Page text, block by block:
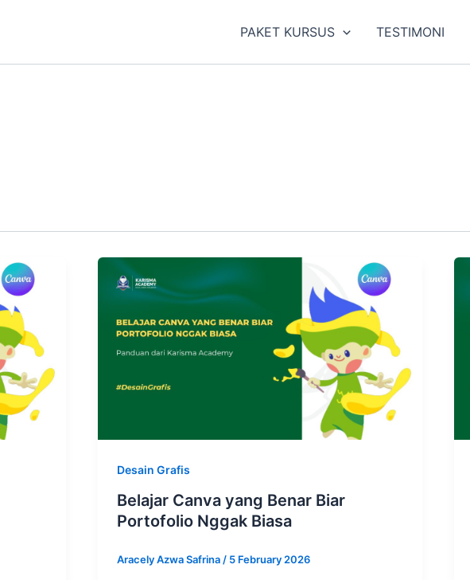
PAKET KURSUS TESTIMONI
Desain Grafis
Belajar Canva yang Benar Biar
Portofolio Nggak Biasa
Aracely Azwa Safrina/ 5 February 2026